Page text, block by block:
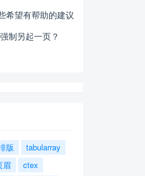
希望有帮助的建议
制另起一页？
版
tabularray
眉
ctex